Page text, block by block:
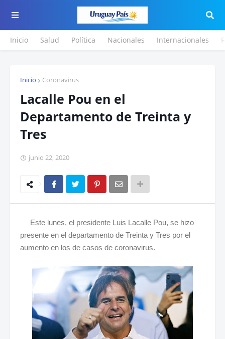
Inicio Salud Política Nacionales Internacionales
Inicio Coronavirus
Lacalle Pou en el
Departamento de Treinta y
Tres
junio 22, 2020
Este lunes, el presidente Luis Lacalle Pou, se hizo
presente en el departamento de Treinta y Tres por el
aumento en los de casos de coronavirus.